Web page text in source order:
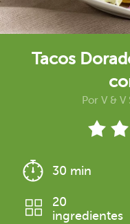
Tacos
Por V & V
30 min
20
ingredientes